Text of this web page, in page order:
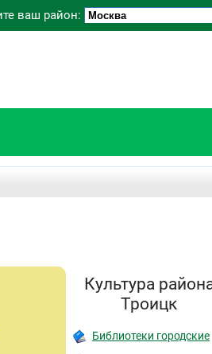
ваш район:
Культура
Троицк
Библиотеки городские